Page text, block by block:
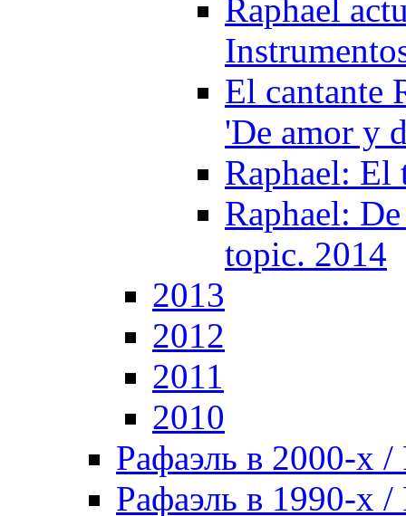
Raphael
El cantante
'De amor y
Raphael: El
Raphael:
topic. 2014
2013
2012
2011
2010
Рафаэль в 2000-х /
Рафаэль в 1990-х /